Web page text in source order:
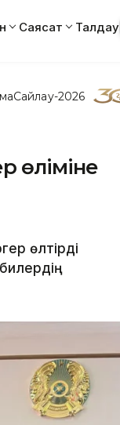
Саясат Талдау
Сайлау-2026
өліміне
өлтірді